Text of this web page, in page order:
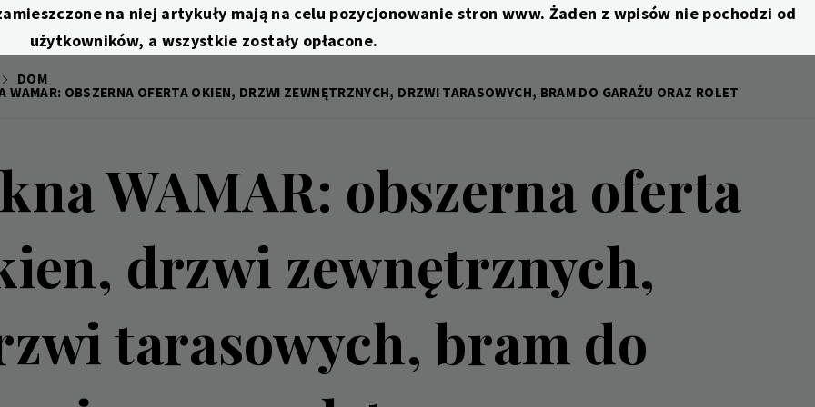
na niej artykuły mają na celu pozycjonowanie stron www. Żaden z wpisów nie pochodzi od
użytkowników, a wszystkie zostały opłacone.
DOM
WAMAR: OBSZERNA OFERTA OKIEN, DRZWI ZEWNĘTRZNYCH, DRZWI TARASOWYCH, BRAM DO GARAŻU ORAZ ROLET
WAMAR: obszerna oferta
drzwi zewnętrznych,
tarasowych, bram do